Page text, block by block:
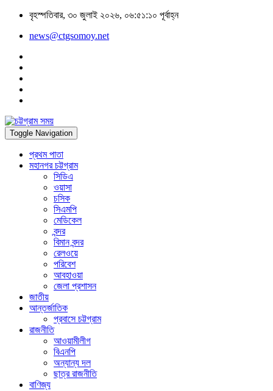
বৃহস্পতিবার, ৩০ জুলাই ২০২৬, ০৬:৫১:১০ পূর্বাহ্ন
news@ctgsomoy.net
Toggle Navigation
প্রথম পাতা
মহানগর চট্টগ্রাম
সিডিএ
ওয়াসা
চসিক
সিএমপি
মেডিকেল
বন্দর
বিমান বন্দর
রেলওয়ে
পরিবেশ
আবহাওয়া
জেলা প্রশাসন
জাতীয়
আন্তর্জাতিক
প্রবাসে চট্টগ্রাম
রাজনীতি
আওয়ামীলীগ
বিএনপি
অন্যান্য দল
ছাত্র রাজনীতি
বাণিজ্য